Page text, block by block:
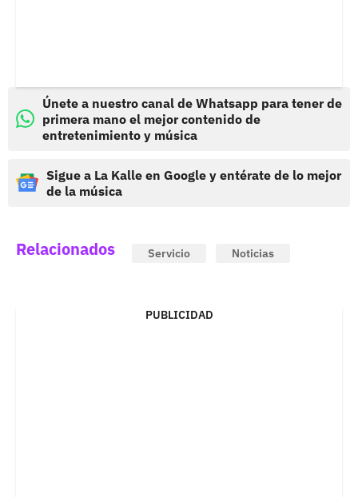
Únete a nuestro canal de Whatsapp para tener de
primera mano el mejor contenido de
entretenimiento y música
Sigue a La Kalle en Google y entérate de lo mejor
de la música
Relacionados Servicio Noticias
PUBLICIDAD